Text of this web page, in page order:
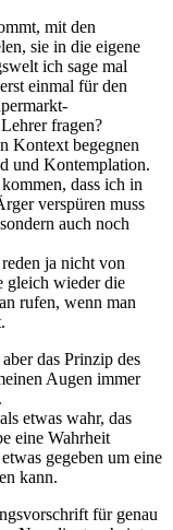
mit den
sie in die eigene
ich sage mal
einmal für den
fragen?
Kontext begegnen
und Kontemplation.
dass ich in
verspüren muss
auch noch
ja nicht von
gleich wieder die
rufen, wenn man
das Prinzip des
Augen immer
etwas wahr, das
eine Wahrheit
gegeben um eine
kann.
für genau